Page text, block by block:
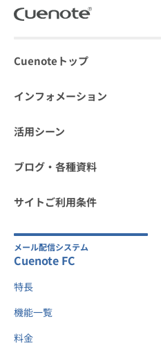
Cuenoteトップ
インフォメーション
活用シーン
ブログ・各種資料
サイトご利用条件
メール配信システム
Cuenote FC
特長
機能一覧
料金